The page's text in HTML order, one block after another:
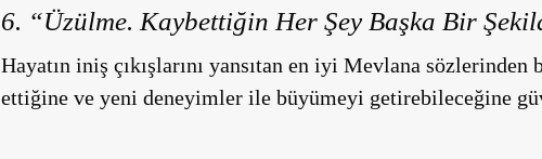
6. “Üzülme. Kaybettiğin Her Şey Başka Bir
Hayatın iniş çıkışlarını yansıtan en iyi Mevlana
ettiğine ve yeni deneyimler ile büyümeyi getirebileceğine